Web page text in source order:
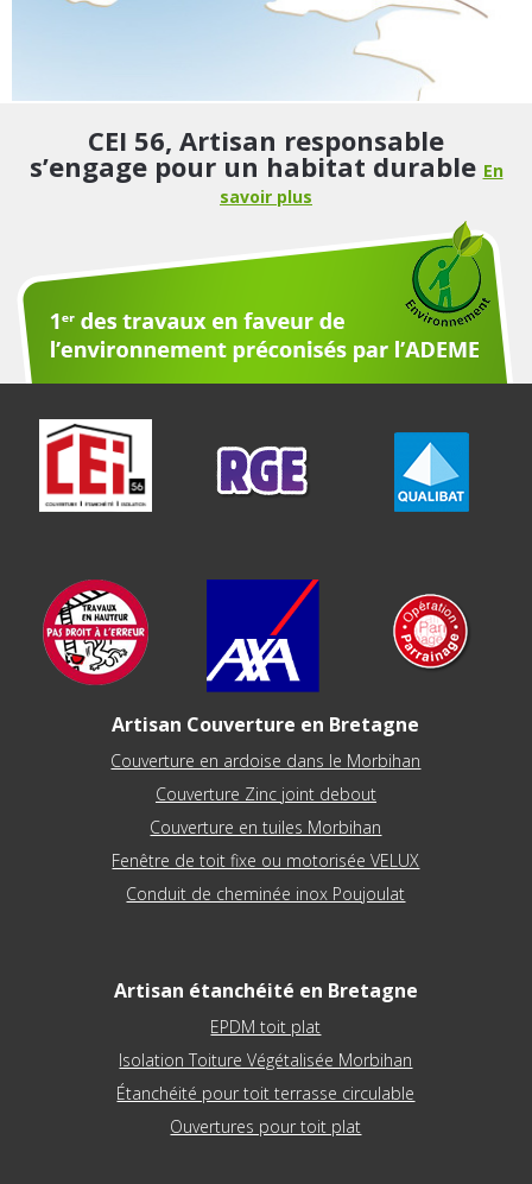
CEI 56, Artisan responsable
s’engage pour un habitat durable En
savoir plus
Artisan Couverture en Bretagne
Couverture en ardoise dans le Morbihan
Couverture Zinc joint debout
Couverture en tuiles Morbihan
Fenêtre de toit fixe ou motorisée VELUX
Conduit de cheminée inox Poujoulat
Artisan étanchéité en Bretagne
EPDM toit plat
Isolation Toiture Végétalisée Morbihan
Étanchéité pour toit terrasse circulable
Ouvertures pour toit plat